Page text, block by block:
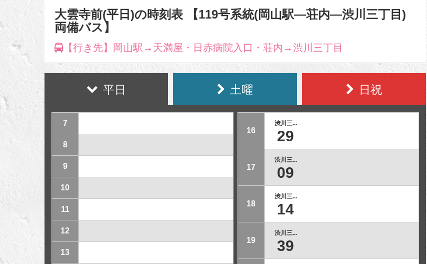
大雲寺前(平日)の時刻表 【119号系統(岡山駅―荘内―渋川三丁目)
両備バス】
【行き先】岡山駅→天満屋・日赤病院入口・荘内→渋川三丁目
平日 土曜 日祝
7
8
9
10
11
12
13
16
渋川三...
29
17
渋川三...
09
18
渋川三...
14
19
渋川三...
39